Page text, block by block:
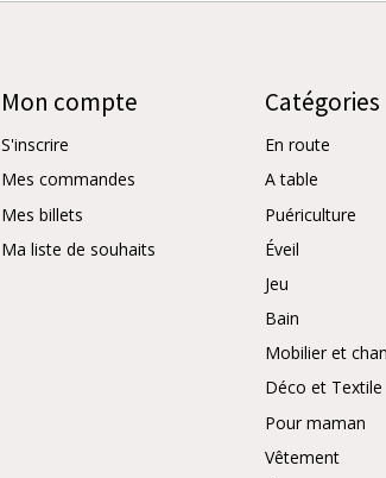
Mon compte
S'inscrire
Mes commandes
Mes billets
Ma liste de souhaits
Catégories
En route
A table
Puériculture
Éveil
Jeu
Bain
Mobilier et
Déco et Textile
Pour maman
Vêtement